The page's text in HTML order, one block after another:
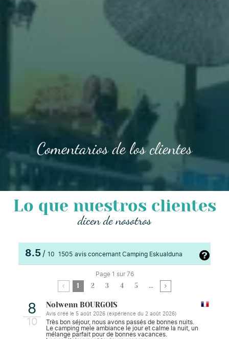
Comentarios de los clientes
Lo que nuestros clientes
dicen de nosotros
8.5 / 10 1505 avis concernant Camping Eskualduna
Page 1 sur 76
1
2 3 4 5 ...
8
10
Nolwenn BOURGOIS
Avis créé le 5 août 2026 (expérience du 2 août 2026)
Très bon séjour, nous avons passés de bonnes nuits.
Le camping mele ambiance le jour et calme la nuit, un
mélange parfait pour de bonnes vacances.